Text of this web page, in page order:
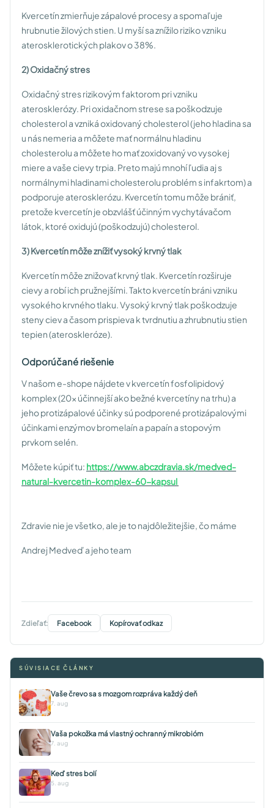
Kvercetín zmierňuje zápalové procesy a spomaľuje
hrubnutie žilových stien. U myší sa znížilo riziko vzniku
aterosklerotických plakov o 38%.
2) Oxidačný stres
Oxidačný stres rizikovým faktorom pri vzniku
aterosklerózy. Pri oxidačnom strese sa poškodzuje
cholesterol a vzniká oxidovaný cholesterol (jeho hladina sa
u nás nemeria a môžete mať normálnu hladinu
cholesterolu a môžete ho mať zoxidovaný vo vysokej
miere a vaše cievy trpia. Preto majú mnohí ľudia aj s
normálnymi hladinami cholesterolu problém s infakrtom) a
podporuje aterosklerózu. Kvercetín tomu môže brániť,
pretože kvercetín je obzvlášť účinným vychytávačom
látok, ktoré oxidujú (poškodzujú) cholesterol.
3) Kvercetín môže znížiť vysoký krvný tlak
Kvercetín môže znižovať krvný tlak. Kvercetín rozširuje
cievy a robí ich pružnejšími. Takto kvercetín bráni vzniku
vysokého krvného tlaku. Vysoký krvný tlak poškodzuje
steny ciev a časom prispieva k tvrdnutiu a zhrubnutiu stien
tepien (ateroskleróze).
Odporúčané riešenie
V našom e-shope nájdete v kvercetín fosfolipidový
komplex (20x účinnejší ako bežné kvercetíny na trhu) a
jeho protizápalové účinky sú podporené protizápalovými
účinkami enzýmov bromelaín a papaín a stopovým
prvkom selén.
Môžete kúpiť tu: https://www.abczdravia.sk/medved-
natural-kvercetin-komplex-60-kapsul
Zdravie nie je všetko, ale je to najdôležitejšie, čo máme
Andrej Medveď a jeho team
Zdieľať: Facebook Kopírovať odkaz
SÚVISIACE ČLÁNKY
Vaše črevo sa s mozgom rozpráva každý deň
7. aug
Vaša pokožka má vlastný ochranný mikrobióm
7. aug
Keď stres bolí
5. aug